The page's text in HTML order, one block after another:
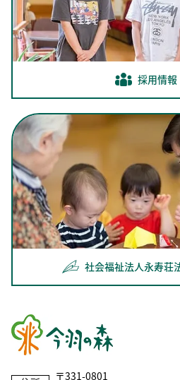
採用情報
社会福祉法人永寿荘
〒331-0801